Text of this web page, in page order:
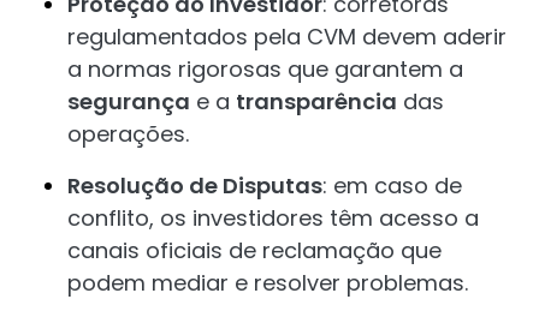
regulamentados pela CVM devem aderir
a normas rigorosas que garantem a
segurança e a transparência das
operações.
Resolução de Disputas: em caso de
conflito, os investidores têm acesso a
canais oficiais de reclamação que
podem mediar e resolver problemas.